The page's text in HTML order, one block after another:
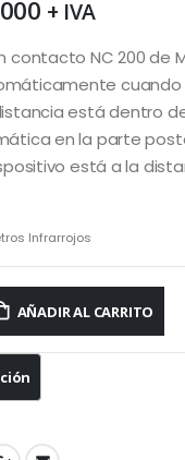
El
actual
es:
$99.000.
+ IVA
contacto NC 200 de
cuando
está dentro de
en la parte
está a la
Infrarrojos
AÑADIR AL CARRITO